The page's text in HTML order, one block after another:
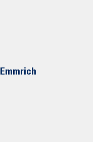
Emmrich